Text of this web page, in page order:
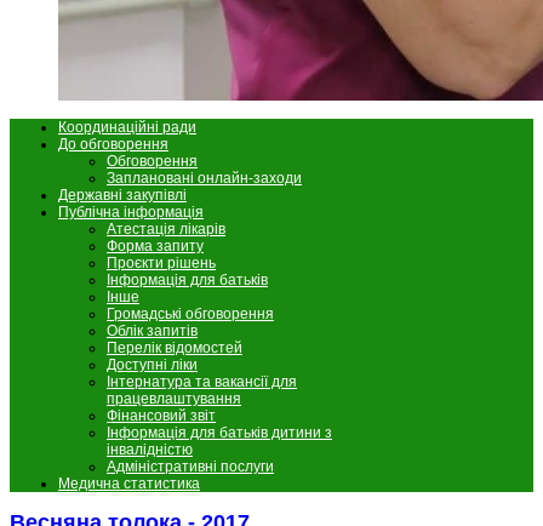
Координаційні ради
До обговорення
Обговорення
Заплановані онлайн-заходи
Державні закупівлі
Публічна інформація
Атестація лікарів
Форма запиту
Проєкти рішень
Інформація для батьків
Інше
Громадські обговорення
Облік запитів
Перелік відомостей
Доступні ліки
Інтернатура та вакансії для
працевлаштування
Фінансовий звіт
Інформація для батьків дитини з
інвалідністю
Адміністративні послуги
Медична статистика